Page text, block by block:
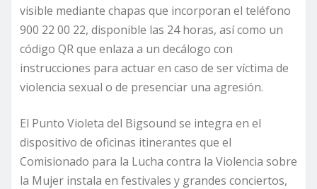
visible mediante chapas que incorporan el teléfono
900 22 00 22, disponible las 24 horas, así como un
código QR que enlaza a un decálogo con
instrucciones para actuar en caso de ser víctima de
violencia sexual o de presenciar una agresión.
El Punto Violeta del Bigsound se integra en el
dispositivo de oficinas itinerantes que el
Comisionado para la Lucha contra la Violencia sobre
la Mujer instala en festivales y grandes conciertos,